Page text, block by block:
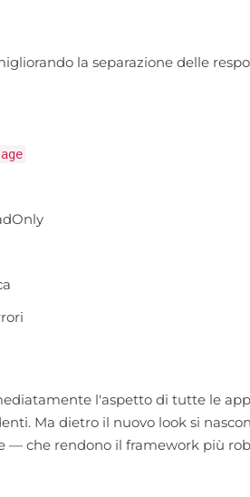
la separazione delle
l'aspetto di tutte le
Ma dietro il nuovo look si
— che rendono il framework più